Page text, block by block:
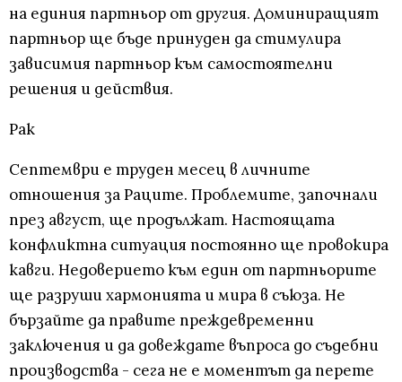
на единия партньор от другия. Доминиращият
партньор ще бъде принуден да стимулира
зависимия партньор към самостоятелни
решения и действия.
Рак
Септември е труден месец в личните
отношения за Раците. Проблемите, започнали
през август, ще продължат. Настоящата
конфликтна ситуация постоянно ще провокира
кавги. Недоверието към един от партньорите
ще разруши хармонията и мира в съюза. Не
бързайте да правите преждевременни
заключения и да довеждате въпроса до съдебни
производства - сега не е моментът да перете